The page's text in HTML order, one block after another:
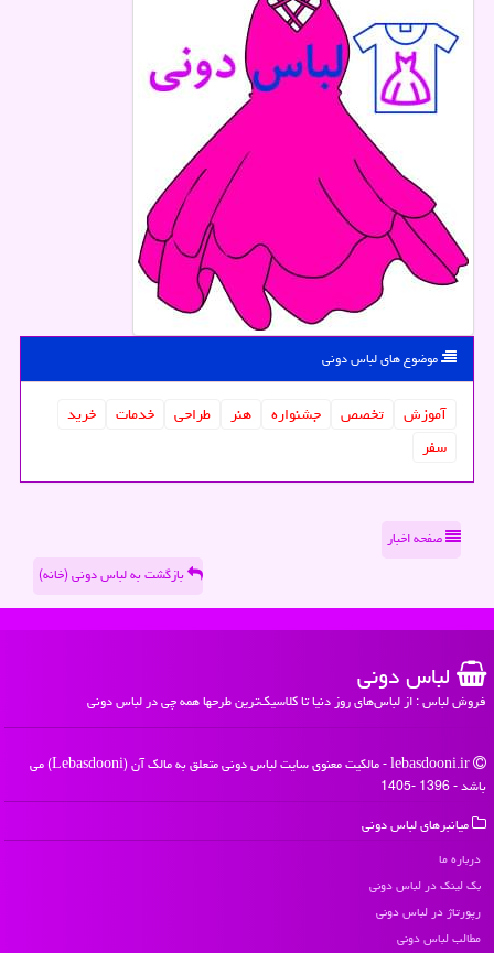
موضوع های لباس دونی
آموزش تخصص جشنواره هنر طراحی خدمات
خرید
سفر
صفحه اخبار
بازگشت به لباس دونی (خانه)
لباس دونی
فروش لباس : از لباس‌های روز دنیا تا کلاسیک‌ترین طرحها همه چی در لباس دونی
lebasdooni.ir - مالکیت معنوی سایت لباس دونی متعلق به مالک آن (Lebasdooni) می
باشد - 1396 -1405
میانبرهای لباس دونی
درباره ما
بک لینک در لباس دونی
رپورتاژ در لباس دونی
مطالب لباس دونی